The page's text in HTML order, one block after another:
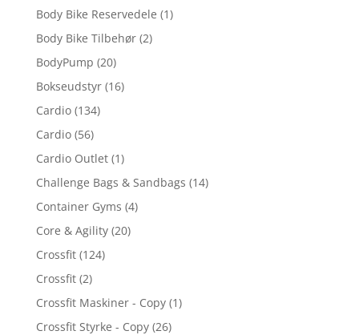
Body Bike Reservedele (1)
Body Bike Tilbehør (2)
BodyPump (20)
Bokseudstyr (16)
Cardio (134)
Cardio (56)
Cardio Outlet (1)
Challenge Bags & Sandbags (14)
Container Gyms (4)
Core & Agility (20)
Crossfit (124)
Crossfit (2)
Crossfit Maskiner - Copy (1)
Crossfit Styrke - Copy (26)